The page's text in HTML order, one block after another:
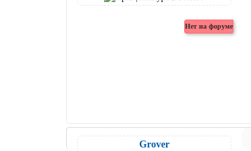
Grover